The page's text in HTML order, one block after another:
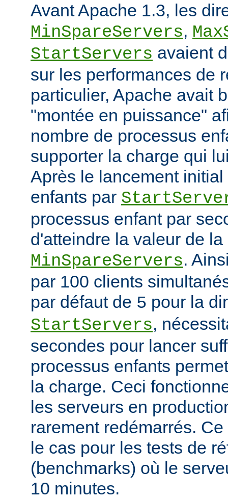
Avant Apache 1.3, les
MinSpareServers,
StartServers avaient
sur les performances de
particulier, Apache avait
"montée en puissance"
nombre de processus
supporter la charge qui
Après le lancement
enfants par
processus enfant par
d'atteindre la valeur de
MinSpareServers.
par 100 clients
par défaut de 5 pour la
StartServers,
secondes pour lancer
processus enfants
la charge. Ceci
les serveurs en
rarement redémarrés.
le cas pour les tests de
(benchmarks) où le
10 minutes.